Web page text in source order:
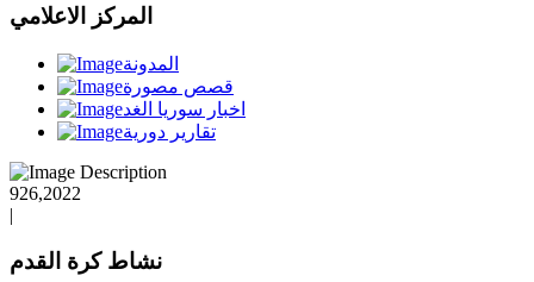
المركز الاعلامي
المدونة
قصص مصورة
اخبار سوريا الغد
تقارير دورية
926,2022
|
نشاط كرة القدم